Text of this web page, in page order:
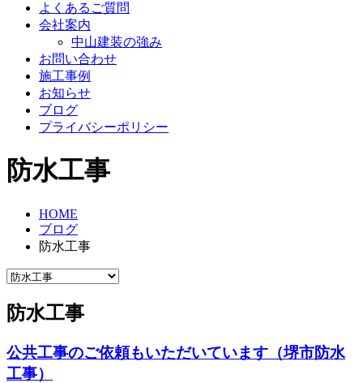
よくあるご質問
会社案内
中山建装の強み
お問い合わせ
施工事例
お知らせ
ブログ
プライバシーポリシー
防水工事
HOME
ブログ
防水工事
防水工事
公共工事のご依頼もいただいています（堺市防水
工事）